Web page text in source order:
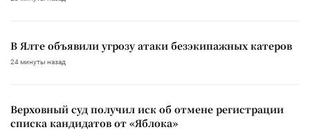
В Ялте объявили угрозу атаки безэкипажных катеров
24 минуты назад
Верховный суд получил иск об отмене регистрации
списка кандидатов от «Яблока»